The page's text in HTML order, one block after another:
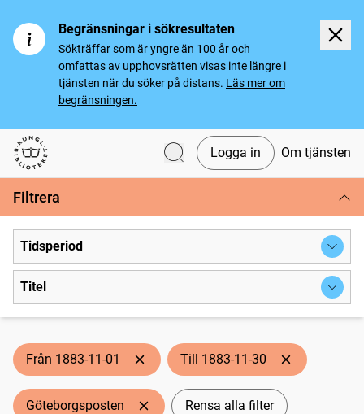
Begränsningar i sökresultaten
Sökträffar som är yngre än 100 år och
omfattas av upphovsrätten visas inte längre i
tjänsten när du söker på distans. Läs mer om
begränsningen.
Svenska tidningar
Logga in Om tjänsten
Filtrera
Tidsperiod
Titel
Från 1883-11-01 Till 1883-11-30
Göteborgsposten Rensa alla filter